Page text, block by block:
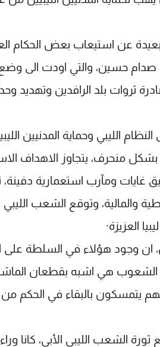
بعيدة عن استيعاب بعض الحكام
حسين، والتي اودت الى وضع
ثروات بلد الرافدين وتهديد
الليبي وحماية المدنيين
التنبه والحذر من مخاطر استغلال تطبيق القرار 1973 بشكل
ومآرب استعمارية دفينة،
والمالية، وتوقع الشعب
العزيزة·
وجود هؤلاء في السلطة على
هي اشبه بقطعان
يتمسكون بالبقاء في الحكم
الشعب الليبي الأبي، كانا